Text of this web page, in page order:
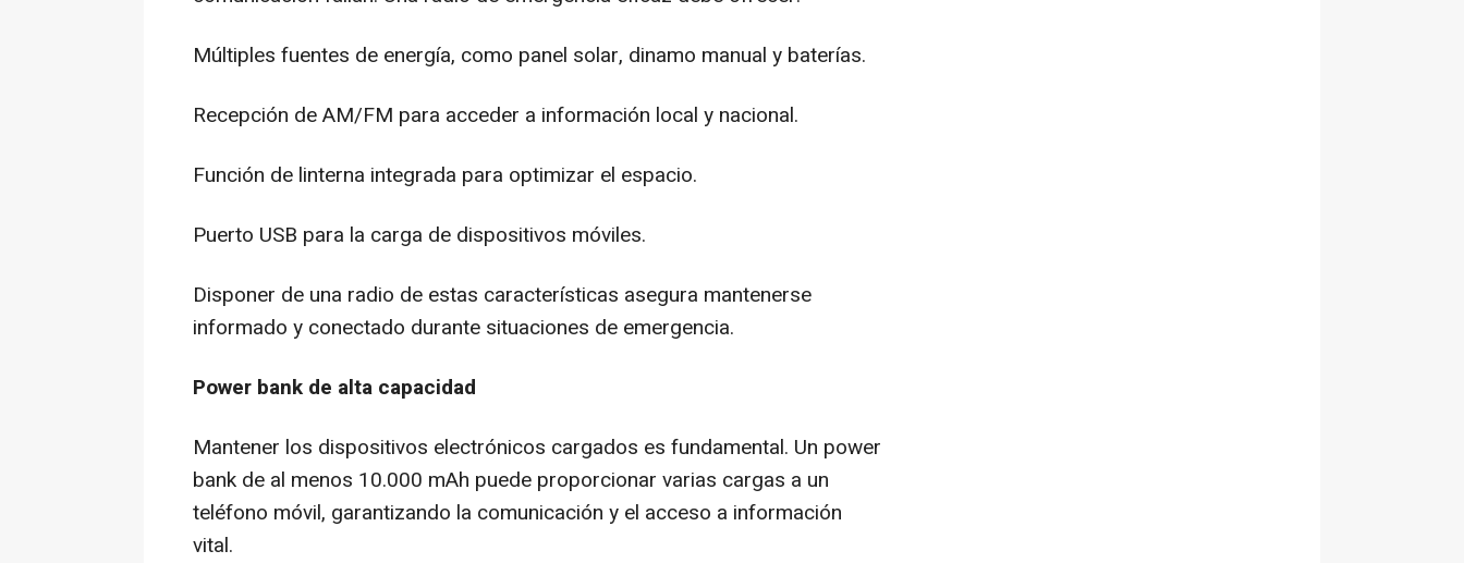
Múltiples fuentes de energía, como panel solar, dinamo manual y baterías.
Recepción de AM/FM para acceder a información local y nacional.
Función de linterna integrada para optimizar el espacio.
Puerto USB para la carga de dispositivos móviles.
Disponer de una radio de estas características asegura mantenerse
informado y conectado durante situaciones de emergencia.
Power bank de alta capacidad
Mantener los dispositivos electrónicos cargados es fundamental. Un power
bank de al menos 10.000 mAh puede proporcionar varias cargas a un
teléfono móvil, garantizando la comunicación y el acceso a información
vital.